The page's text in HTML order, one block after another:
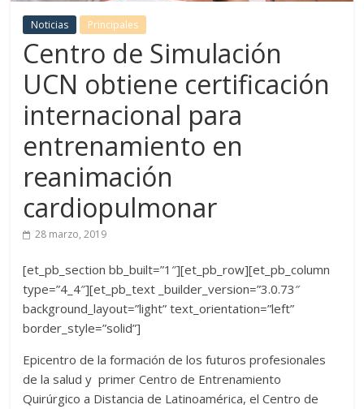
Noticias Principales
Centro de Simulación
UCN obtiene certificación
internacional para
entrenamiento en
reanimación
cardiopulmonar
28 marzo, 2019
[et_pb_section bb_built=”1″][et_pb_row][et_pb_column
type=”4_4″][et_pb_text _builder_version=”3.0.73″
background_layout=”light” text_orientation=”left”
border_style=”solid”]
Epicentro de la formación de los futuros profesionales
de la salud y primer Centro de Entrenamiento
Quirúrgico a Distancia de Latinoamérica, el Centro de